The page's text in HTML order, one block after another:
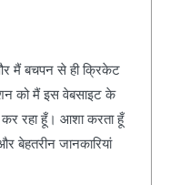
मैं बचपन से ही क्रिकेट
को मैं इस वेबसाइट के
रहा हूँ। आशा करता हूँ
बेहतरीन जानकारियां